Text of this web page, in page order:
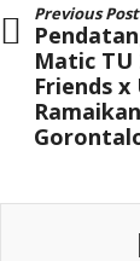
Previous Post
Matic TU
Friends x